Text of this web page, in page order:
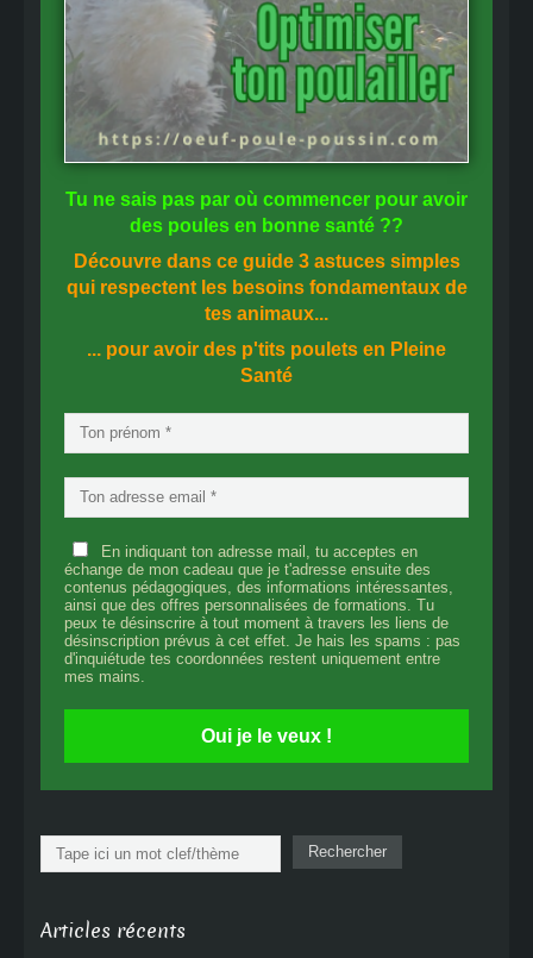
Tu ne sais pas par où commencer pour avoir
des poules en bonne santé ??
Découvre dans ce guide 3 astuces simples
qui respectent les besoins fondamentaux de
tes animaux...
... pour avoir des p'tits poulets en Pleine
Santé
En indiquant ton adresse mail, tu acceptes en
échange de mon cadeau que je t'adresse ensuite des
contenus pédagogiques, des informations intéressantes,
ainsi que des offres personnalisées de formations. Tu
peux te désinscrire à tout moment à travers les liens de
désinscription prévus à cet effet. Je hais les spams : pas
d'inquiétude tes coordonnées restent uniquement entre
mes mains.
Oui je le veux !
Rechercher Rechercher
Articles récents